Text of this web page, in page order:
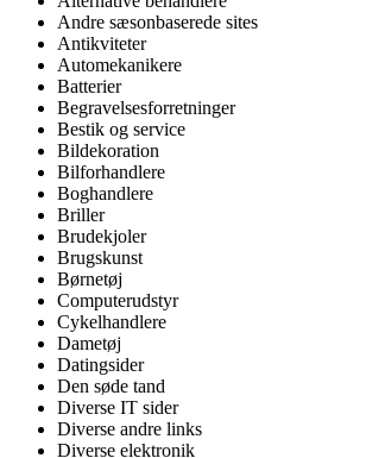
Andre sæsonbaserede sites
Antikviteter
Automekanikere
Batterier
Begravelsesforretninger
Bestik og service
Bildekoration
Bilforhandlere
Boghandlere
Briller
Brudekjoler
Brugskunst
Børnetøj
Computerudstyr
Cykelhandlere
Dametøj
Datingsider
Den søde tand
Diverse IT sider
Diverse andre links
Diverse elektronik